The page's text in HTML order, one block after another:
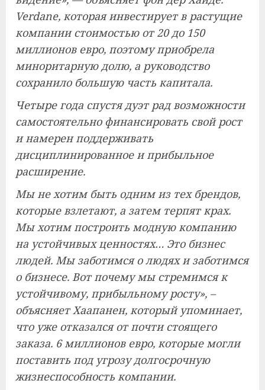
Verdane, которая инвестирует в растущие
компании стоимостью от 20 до 150
миллионов евро, поэтому приобрела
миноритарную долю, а руководство
сохранило большую часть капитала.
Четыре года спустя дуэт рад возможности
самостоятельно финансировать свой рост
и намерен поддерживать
дисциплинированное и прибыльное
расширение.
Мы не хотим быть одним из тех брендов,
которые взлетают, а затем терпят крах.
Мы хотим построить модную компанию
на устойчивых ценностях… Это бизнес
людей. Мы заботимся о людях и заботимся
о бизнесе. Вот почему мы стремимся к
устойчивому, прибыльному росту», –
объясняет Хаапанен, который упоминает,
что уже отказался от почти стоящего
заказа. 6 миллионов евро, которые могли
поставить под угрозу долгосрочную
жизнеспособность компании.